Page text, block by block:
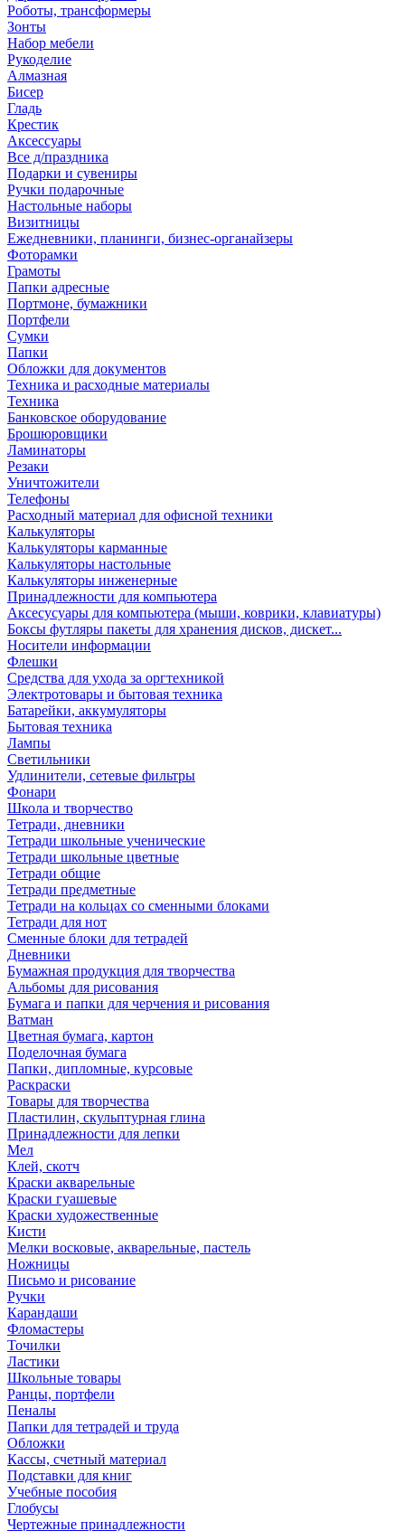
Роботы, трансформеры
Зонты
Набор мебели
Рукоделие
Алмазная
Бисер
Гладь
Крестик
Аксессуары
Все д/праздника
Подарки и сувениры
Ручки подарочные
Настольные наборы
Визитницы
Ежедневники, планинги, бизнес-органайзеры
Фоторамки
Грамоты
Папки адресные
Портмоне, бумажники
Портфели
Сумки
Папки
Обложки для документов
Техника и расходные материалы
Техника
Банковское оборудование
Брошюровщики
Ламинаторы
Резаки
Уничтожители
Телефоны
Расходный материал для офисной техники
Калькуляторы
Калькуляторы карманные
Калькуляторы настольные
Калькуляторы инженерные
Принадлежности для компьютера
Аксесусуары для компьютера (мыши, коврики, клавиатуры)
Боксы футляры пакеты для хранения дисков, дискет...
Носители информации
Флешки
Средства для ухода за оргтехникой
Электротовары и бытовая техника
Батарейки, аккумуляторы
Бытовая техника
Лампы
Светильники
Удлинители, сетевые фильтры
Фонари
Школа и творчество
Тетради, дневники
Тетради школьные ученические
Тетради школьные цветные
Тетради общие
Тетради предметные
Тетради на кольцах со сменными блоками
Тетради для нот
Сменные блоки для тетрадей
Дневники
Бумажная продукция для творчества
Альбомы для рисования
Бумага и папки для черчения и рисования
Ватман
Цветная бумага, картон
Поделочная бумага
Папки, дипломные, курсовые
Раскраски
Товары для творчества
Пластилин, скульптурная глина
Принадлежности для лепки
Мел
Клей, скотч
Краски акварельные
Краски гуашевые
Краски художественные
Кисти
Мелки восковые, акварельные, пастель
Ножницы
Письмо и рисование
Ручки
Карандаши
Фломастеры
Точилки
Ластики
Школьные товары
Ранцы, портфели
Пеналы
Папки для тетрадей и труда
Обложки
Кассы, счетный материал
Подставки для книг
Учебные пособия
Глобусы
Чертежные принадлежности